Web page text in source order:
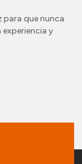
para que nunca
y